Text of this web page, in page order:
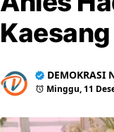
DEMOKRASI
Minggu, 11